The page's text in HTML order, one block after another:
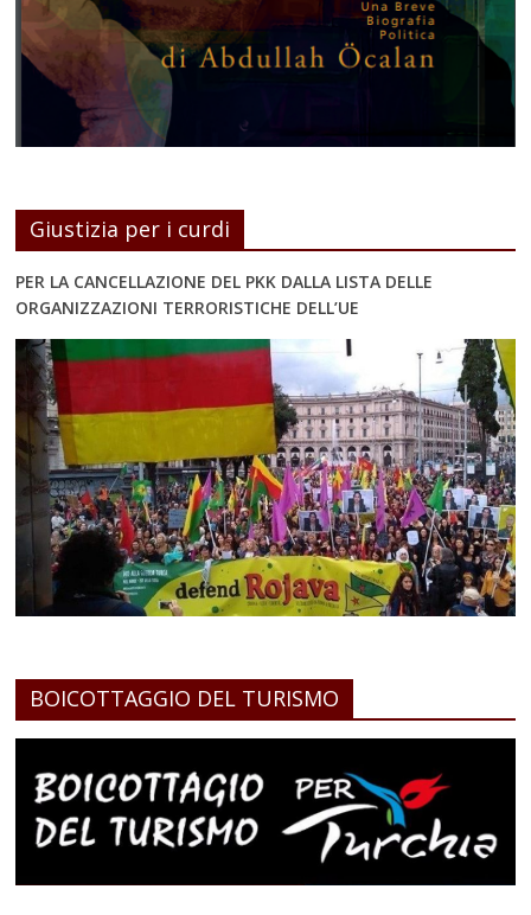
Giustizia per i curdi
PER LA CANCELLAZIONE DEL PKK DALLA LISTA DELLE
ORGANIZZAZIONI TERRORISTICHE DELL’UE
BOICOTTAGGIO DEL TURISMO